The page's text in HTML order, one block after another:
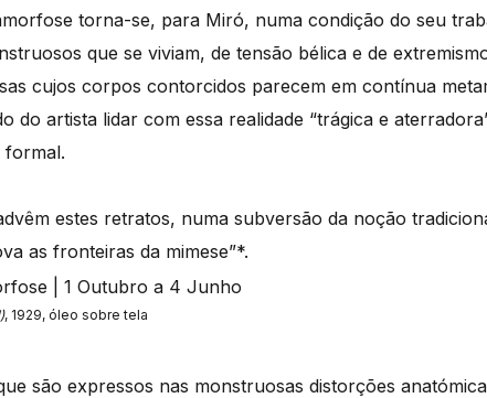
torna-se, para Miró, numa condição do seu
que se viviam, de tensão bélica e de
cujos corpos contorcidos parecem em contínua
do artista lidar com essa realidade “trágica e
formal.
estes retratos, numa subversão da noção
as fronteiras da mimese”*.
, 1929, óleo sobre tela
são expressos nas monstruosas distorções